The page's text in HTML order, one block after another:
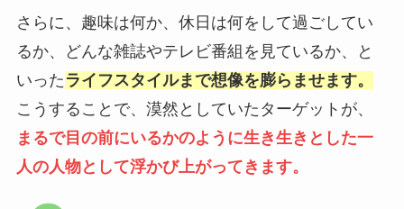
さらに、趣味は何か、休日は何をして過ごしてい
るか、どんな雑誌やテレビ番組を見ているか、と
いった ライフスタイルまで想像を膨らませます。
こうすることで、漠然としていたターゲットが、
まるで目の前にいるかのように生き生きとした一
人の人物として浮かび上がってきます。